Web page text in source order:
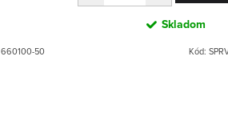
660100-50
Skladom
Kód: